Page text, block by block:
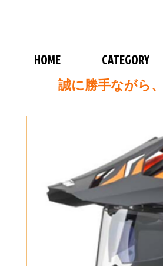
HOME CATEGORY
誠に勝手ながら